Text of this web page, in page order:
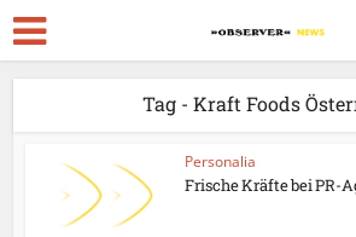
Tag - Kraft Foods
Personalia
Frische Kräfte bei PR-